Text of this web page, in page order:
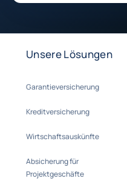
Unsere Lösungen
Garantieversicherung
Kreditversicherung
Wirtschaftsauskünfte
Absicherung für
Projektgeschäfte